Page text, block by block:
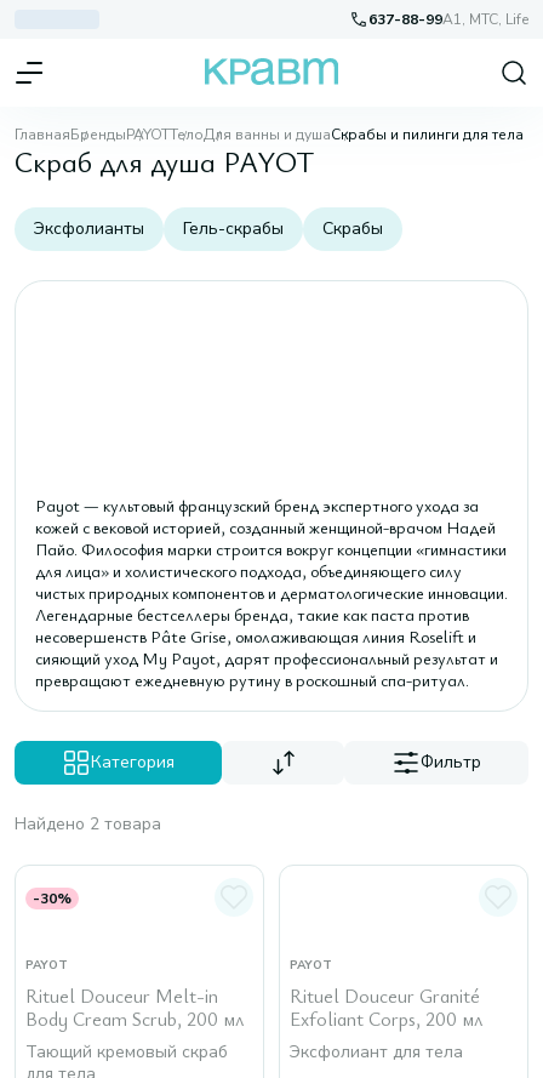
637-88-99A1, МТС, Life
ГлавнаяБрендыPAYOTТелоДля ванны и душаСкрабы и пилинги для тела
Скраб для душа PAYOT
Эксфолианты Гель-скрабы Скрабы
Payot — культовый французский бренд экспертного ухода за
кожей с вековой историей, созданный женщиной-врачом Надей
Пайо. Философия марки строится вокруг концепции «гимнастики
для лица» и холистического подхода, объединяющего силу
чистых природных компонентов и дерматологические инновации.
Легендарные бестселлеры бренда, такие как паста против
несовершенств Pâte Grise, омолаживающая линия Roselift и
сияющий уход My Payot, дарят профессиональный результат и
превращают ежедневную рутину в роскошный спа-ритуал.
Категория Фильтр
Найдено 2 товара
-30%
PAYOT
Rituel Douceur Melt-in
Body Cream Scrub, 200 мл
Тающий кремовый скраб
PAYOT
Rituel Douceur Granité
Exfoliant Corps, 200 мл
Эксфолиант для тела